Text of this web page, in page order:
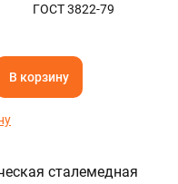
ГОСТ 3822-79
В корзину
сталемедная